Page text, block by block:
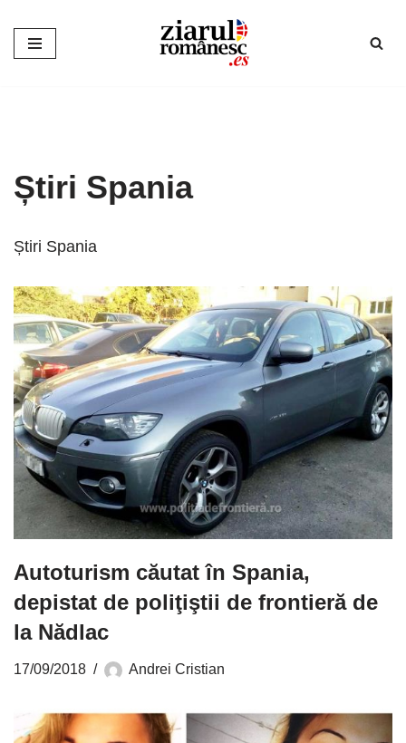
Sari
Știri Spania
Știri Spania
Autoturism căutat în Spania,
depistat de poliţiştii de frontieră de
la Nădlac
17/09/2018 Andrei Cristian